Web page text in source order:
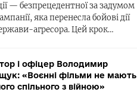
— безпрецедентної за задумом
яка перенесла бойові дії
агресора. Цей крок…
і офіцер Володимир
«Воєнні фільми не мають
спільного з війною»